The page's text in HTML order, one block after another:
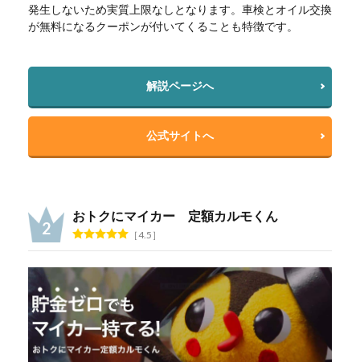
発生しないため実質上限なしとなります。車検とオイル交換
が無料になるクーポンが付いてくることも特徴です。
解説ページへ
公式サイトへ
おトクにマイカー 定額カルモくん
4.5